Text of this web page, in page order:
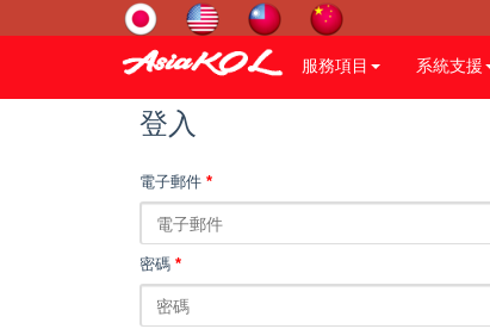
服務項目 系統支援
登入
電子郵件 *
密碼 *